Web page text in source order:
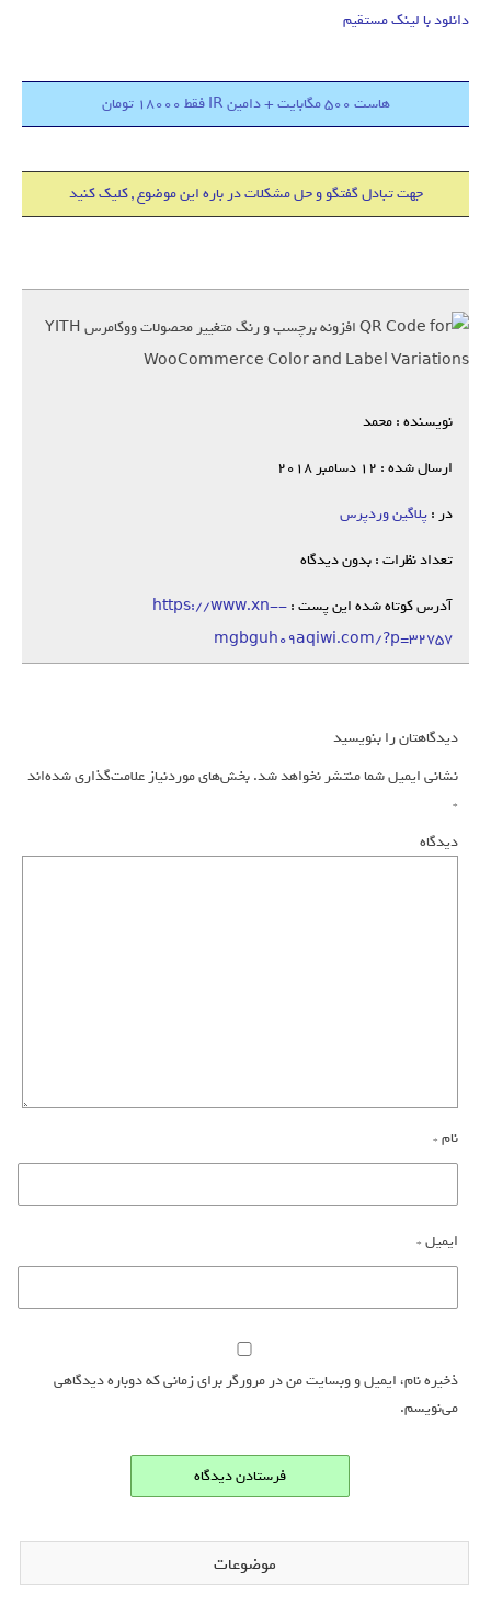
دانلود با لینک مستقیم
هاست 500 مگابایت + دامین IR فقط 18000 تومان
جهت تبادل گفتگو و حل مشکلات در باره این موضوع , کلیک کنید
نویسنده : محمد
ارسال شده : 12 دسامبر 2018
در :پلاگین وردپرس
تعداد نظرات : بدون دیدگاه
آدرس کوتاه شده این پست :https://www.xn--
mgbguh09aqiwi.com/?p=32757
دیدگاهتان را بنویسید
نشانی ایمیل شما منتشر نخواهد شد.بخش‌های موردنیاز علامت‌گذاری شده‌اند
*
دیدگاه
نام*
ایمیل*
ذخیره نام، ایمیل و وبسایت من در مرورگر برای زمانی که دوباره دیدگاهی
می‌نویسم.
موضوعات